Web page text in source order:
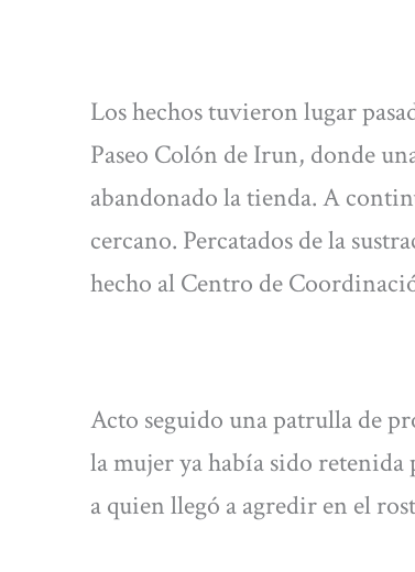
Los hechos tuvieron lugar
Paseo Colón de Irun, donde
abandonado la tienda. A
cercano. Percatados de la
hecho al Centro de
Acto seguido una patrulla de
la mujer ya había sido
a quien llegó a agredir en el